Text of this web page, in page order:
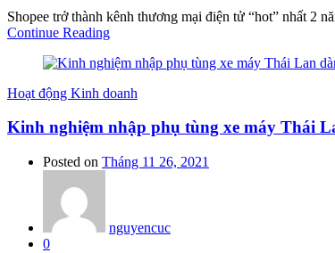
Shopee trở thành kênh thương mại điện tử “hot” nhất 2
Continue Reading
Hoạt động Kinh doanh
Kinh nghiệm nhập phụ tùng xe máy Thái
Posted on Tháng 11 26, 2021
nguyencuc
0